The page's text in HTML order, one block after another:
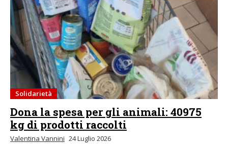
Solidarietà
Dona la spesa per gli animali: 40975
kg di prodotti raccolti
Valentina Vannini 24 Luglio 2026